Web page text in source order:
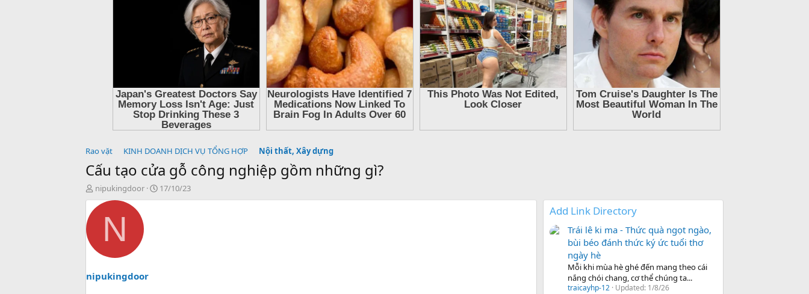
Rao vặt KINH DOANH DỊCH VỤ TỔNG HỢP Nội thất, Xây dựng
Cấu tạo cửa gỗ công nghiệp gồm những gì?
T
h
r
s
a
r
nipukingdoor
N
g
17/10/23
N
nipukingdoor
Add Link Directory
Trái lê ki ma - Thức quà ngọt ngào,
bùi béo đánh thức ký ức tuổi thơ
ngày hè
Mỗi khi mùa hè ghé đến mang theo cái
nắng chói chang, cơ thể chúng ta...
traicayhp-12 Updated: 1/8/26